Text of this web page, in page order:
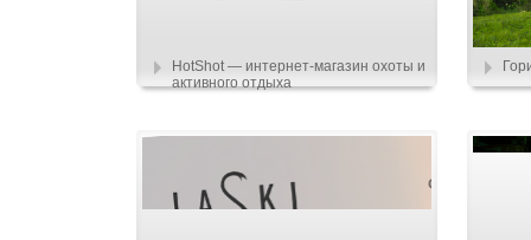
HotShot — интернет-магазин охоты и
активного отдыха